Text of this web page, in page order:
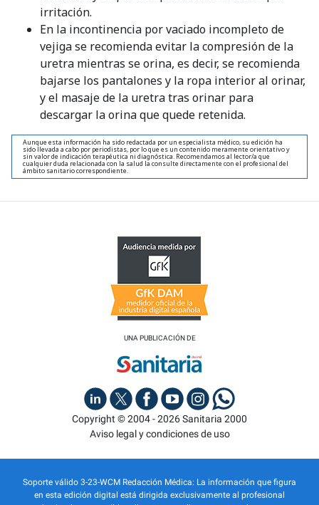
irritación.
En la incontinencia por vaciado incompleto de
vejiga se recomienda evitar la compresión de la
uretra mientras se orina, es decir, se recomienda
bajarse los pantalones y la ropa interior al orinar,
y el masaje de la uretra tras orinar para
descargar la orina que quede retenida.
Aunque esta información ha sido redactada por un especialista médico, su edición ha
sido llevada a cabo por periodistas, por lo que es un contenido meramente orientativo y
sin valor de indicación terapéutica ni diagnóstica. Recomendamos al lector/a que
cualquier duda relacionada con la salud la consulte directamente con el profesional del
ámbito sanitario correspondiente.
UNA PUBLICACIÓN DE
Copyright © 2004 - 2026 Sanitaria 2000
Aviso legal y condiciones de uso
Soporte válido 3-23-WCM Redacción Médica: La información que figura
en esta edición digital está dirigida exclusivamente al profesional